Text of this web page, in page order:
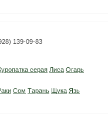
139-09-83
серая Лиса Огарь
Сом Тарань Щука Язь